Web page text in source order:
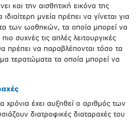
και την αισθητική εικόνα της
μνεία πρέπει να γίνεται για
των ωοθηκών, τα οποία μπορεί να
συχνές τις απλές λειτουργικές
πρέπει να παραβλέπονται τόσο τα
τερατώματα τα οποία μπορεί να
χρόνια έχει αυξηθεί ο αριθμός των
διατροφικές διαταραχές του